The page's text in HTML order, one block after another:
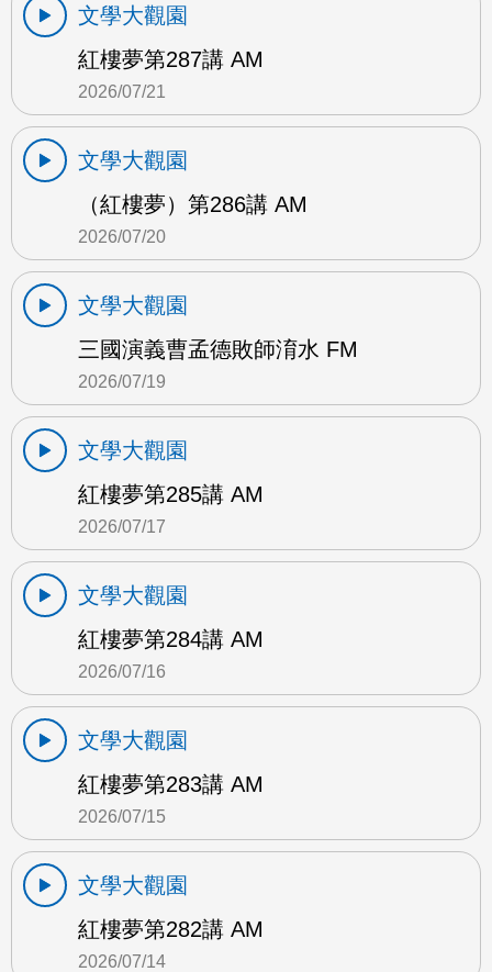
文學大觀園
紅樓夢第287講 AM
2026/07/21
文學大觀園
（紅樓夢）第286講 AM
2026/07/20
文學大觀園
三國演義曹孟德敗師淯水 FM
2026/07/19
文學大觀園
紅樓夢第285講 AM
2026/07/17
文學大觀園
紅樓夢第284講 AM
2026/07/16
文學大觀園
紅樓夢第283講 AM
2026/07/15
文學大觀園
紅樓夢第282講 AM
2026/07/14